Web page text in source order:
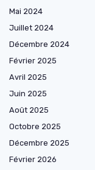
Mai 2024
Juillet 2024
Décembre 2024
Février 2025
Avril 2025
Juin 2025
Août 2025
Octobre 2025
Décembre 2025
Février 2026